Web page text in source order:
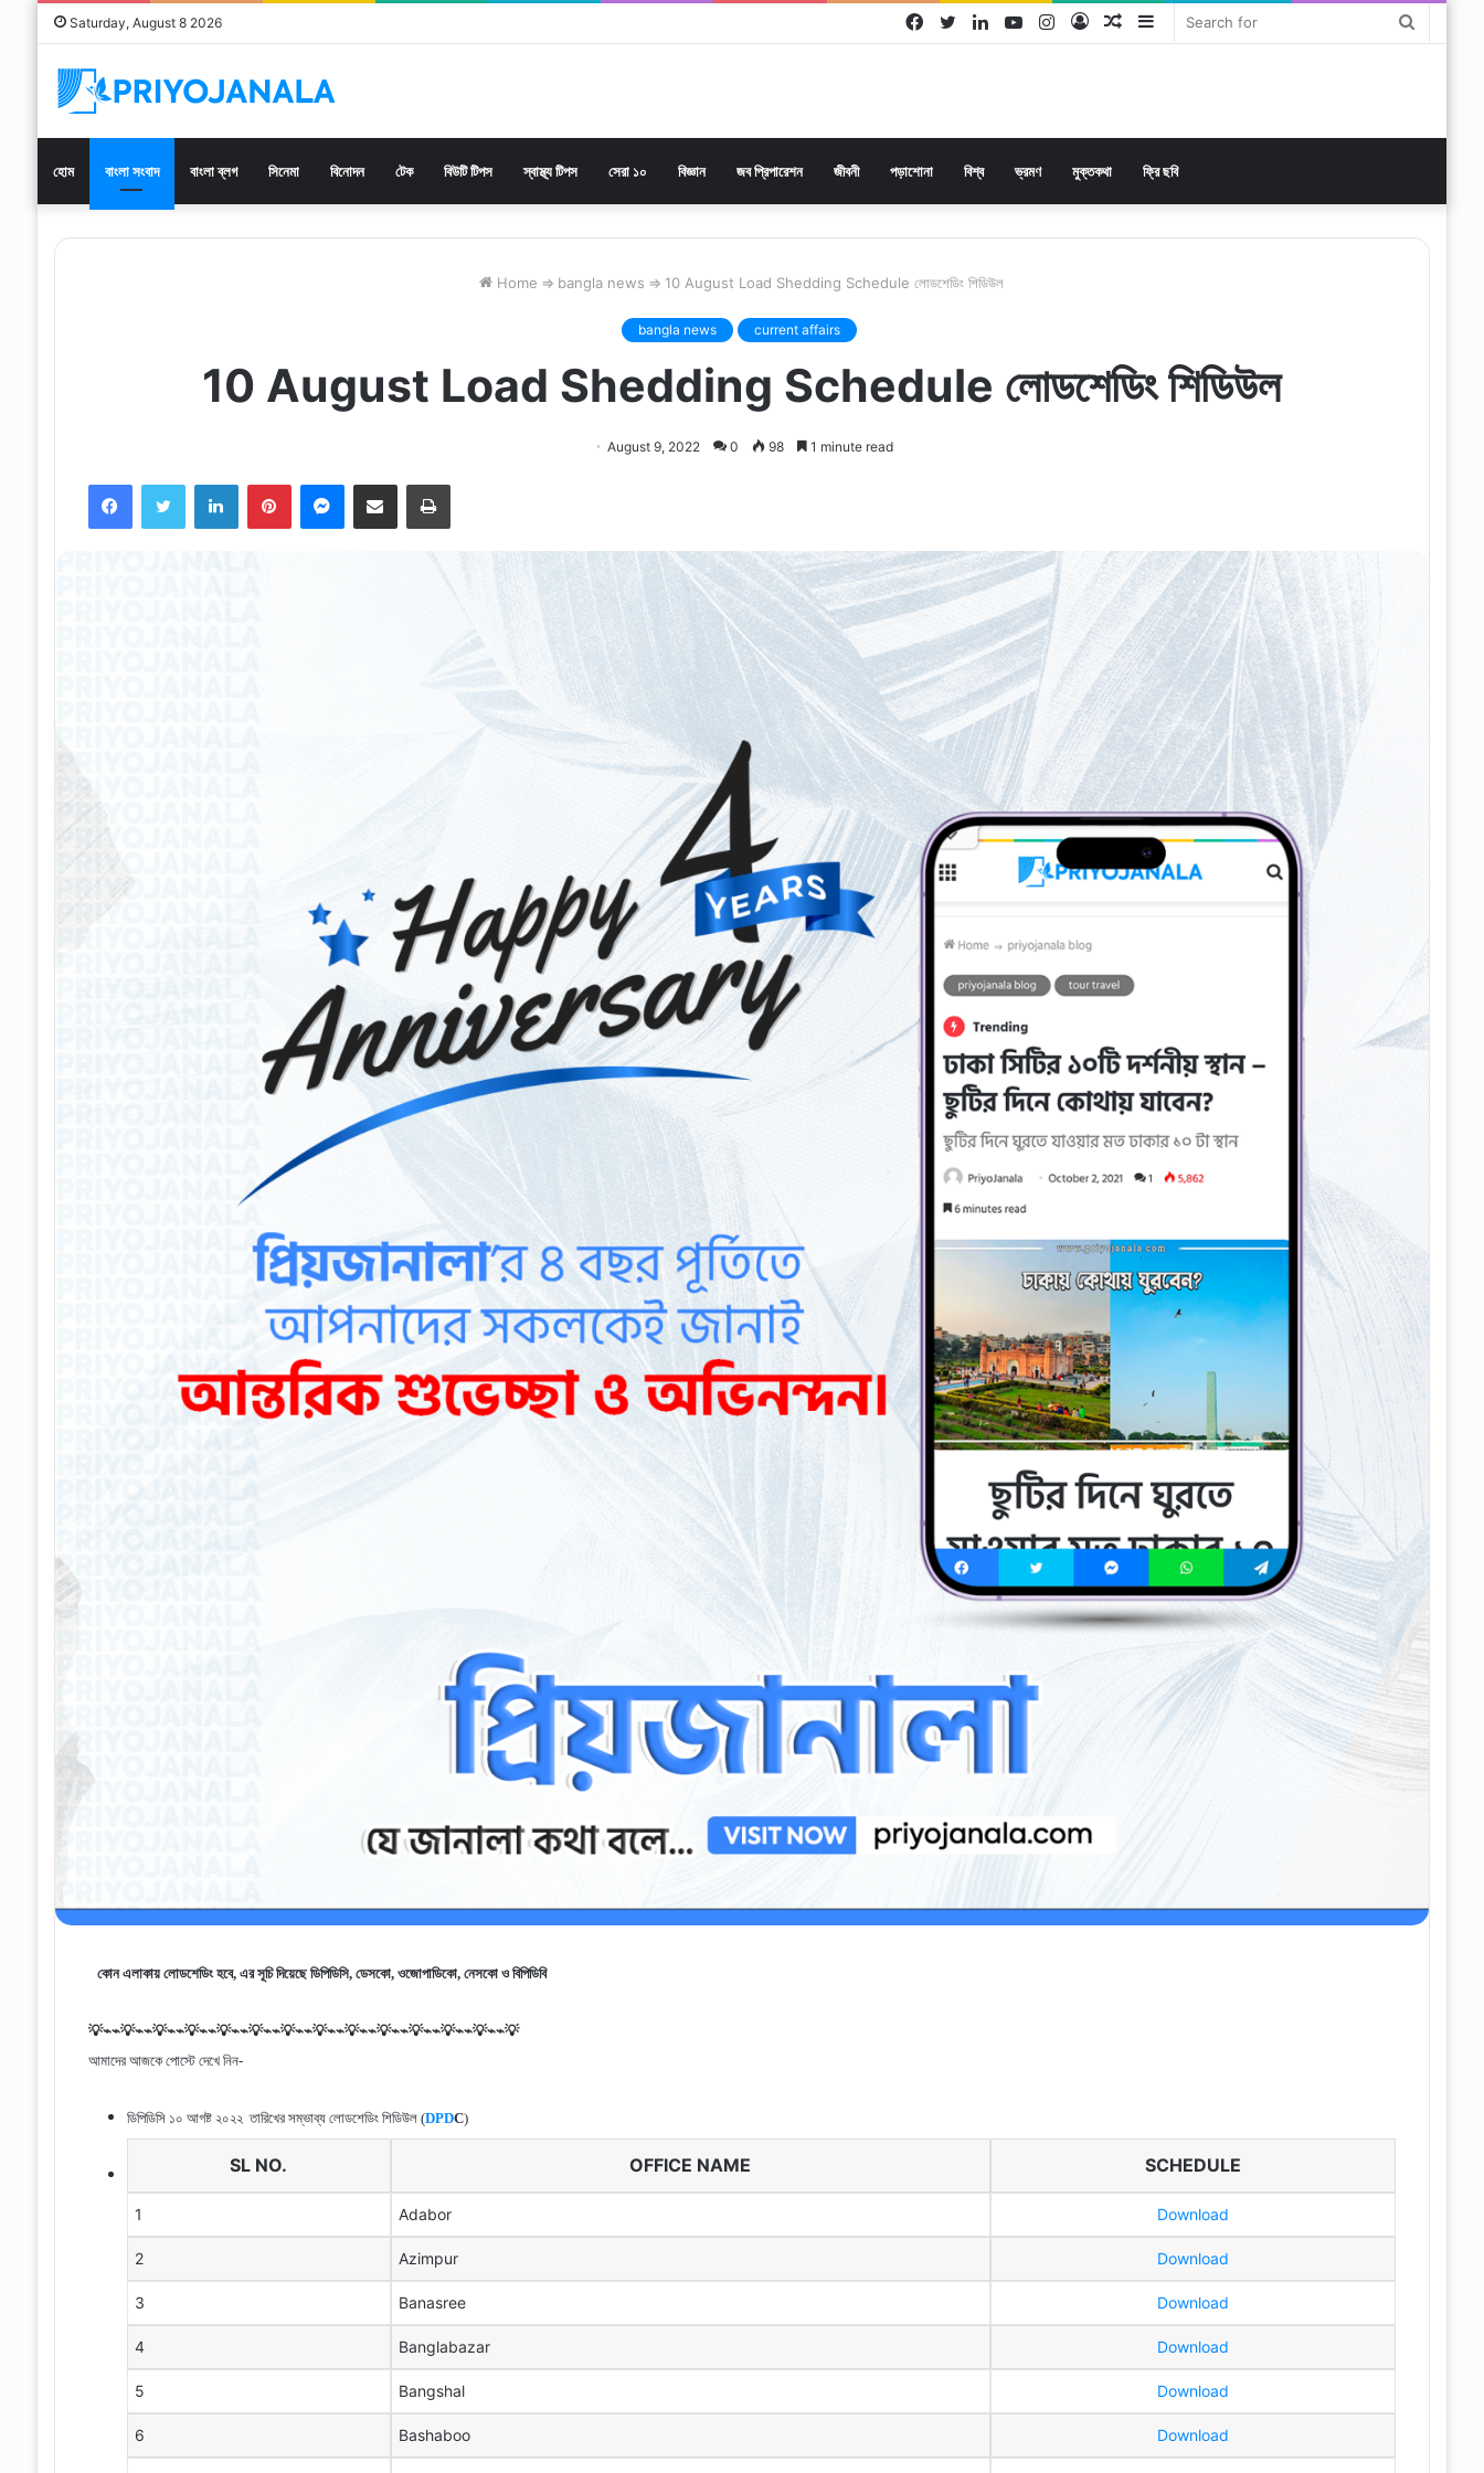
Saturday, August 8 2026 Sidebar
Random
Log
Instagram
YouTube
LinkedIn
Twitter
Facebook
হোম বাংলা সংবাদ বাংলা ব্লগ সিনেমা বিনোদন টেক বিউটি টিপস স্বাস্থ্য টিপস সেরা ১০ বিজ্ঞান জব প্রিপারেশন জীবনী পড়াশোনা বিশ্ব ভ্রমণ মুক্তকথা ফ্রি ছবি
Home ⇒ bangla news ⇒ 10 August Load Shedding Schedule লোডশেডিং শিডিউল
bangla news current affairs
10 August Load Shedding Schedule লোডশেডিং শিডিউল
August 9, 2022 0 98 1 minute read
Facebook Twitter LinkedIn Pinterest Messenger Share via Email Print
কোন এলাকায় লোডশেডিং হবে, এর সূচি দিয়েছে ডিপিডিসি, ডেসকো, ওজোপাডিকো, নেসকো ও বিপিডিবি
💡⌁⌁💡⌁⌁💡⌁⌁💡⌁⌁💡⌁⌁💡⌁⌁💡⌁⌁💡⌁⌁💡⌁⌁💡⌁⌁💡⌁⌁💡⌁⌁💡⌁⌁💡
আমাদের আজকে পোস্টে দেখে নিন-
ডিপিডিসি ১০ আগষ্ট ২০২২ তারিখেরসম্ভাব্য লোডশেডিং শিডিউল (DPDC)
SL NO. OFFICE NAME SCHEDULE
1 Adabor Download
2 Azimpur Download
3 Banasree Download
4 Banglabazar Download
5 Bangshal Download
6 Bashaboo Download